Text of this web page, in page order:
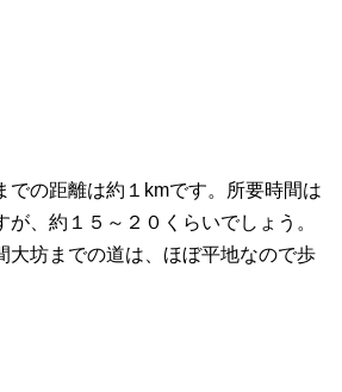
での距離は約１kmです。所要時間は
、約１５～２０くらいでしょう。
大坊までの道は、ほぼ平地なので歩